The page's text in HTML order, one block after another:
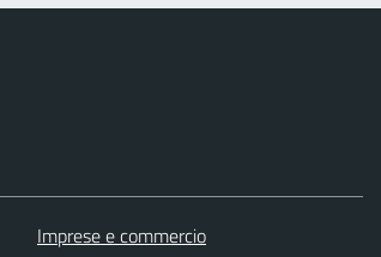
Imprese e commercio